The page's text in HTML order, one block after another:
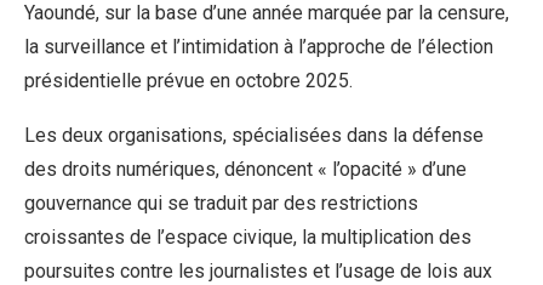
Yaoundé, sur la base d’une année marquée par la censure,
la surveillance et l’intimidation à l’approche de l’élection
présidentielle prévue en octobre 2025.
Les deux organisations, spécialisées dans la défense
des droits numériques, dénoncent « l’opacité » d’une
gouvernance qui se traduit par des restrictions
croissantes de l’espace civique, la multiplication des
poursuites contre les journalistes et l’usage de lois aux